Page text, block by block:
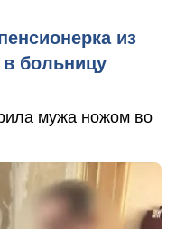
из
больницу
мужа ножом во